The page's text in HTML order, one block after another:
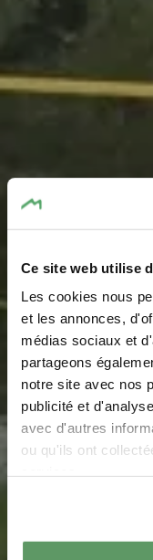
Ce site web utilise
Les cookies nous
et les annonces,
médias sociaux et
partageons
notre site avec nos
publicité et
avec d'autres
ou qu'ils ont
Où?